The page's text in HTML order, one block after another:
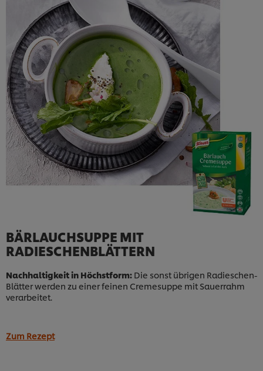
BÄRLAUCHSUPPE MIT
RADIESCHENBLÄTTERN
Nachhaltigkeit in Höchstform: Die sonst übrigen Radieschen-
Blätter werden zu einer feinen Cremesuppe mit Sauerrahm
verarbeitet.
Zum Rezept